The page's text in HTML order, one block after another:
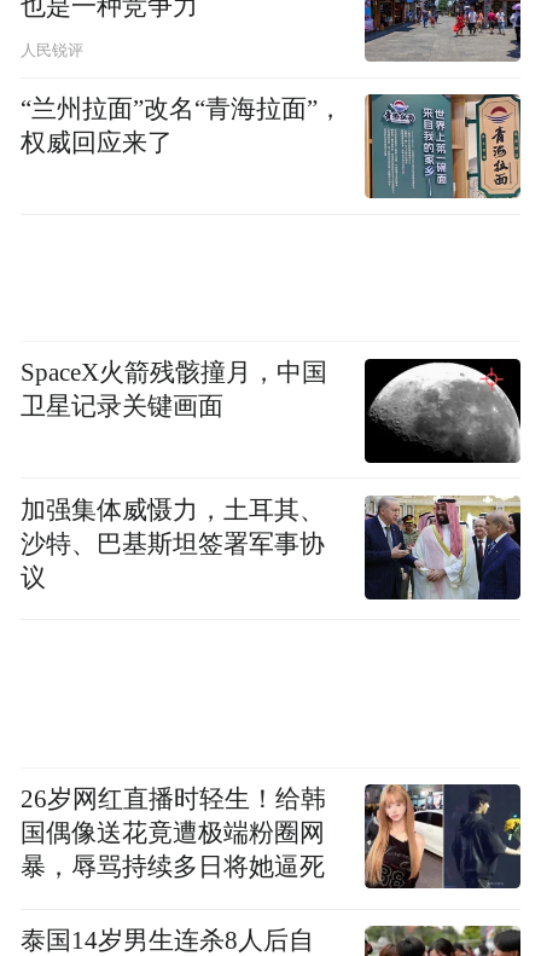
小区、超市和菜场地面易存留病毒，外卖快
递包装也是病毒的“藏身之所”，不注意消杀
的话，病毒很容易再传进社区、传给家人，
也是一种竞争力
人民锐评
“兰州拉面”改名“青海拉面”，
权威回应来了
SpaceX火箭残骸撞月，中国
卫星记录关键画面
加强集体威慑力，土耳其、
沙特、巴基斯坦签署军事协
议
26岁网红直播时轻生！给韩
国偶像送花竟遭极端粉圈网
暴，辱骂持续多日将她逼死
泰国14岁男生连杀8人后自